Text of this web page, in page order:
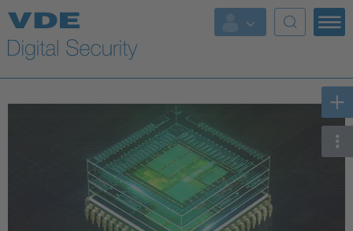
Top Themen
Fokusthemen
AI & Digital Trust
Health